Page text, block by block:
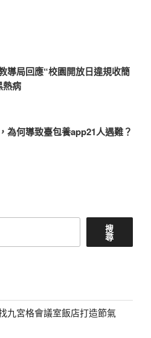
導局回應“校園開放日違規收簡
熱病
為何導致臺包養app21人遇難？
搜
尋
九宮格會議室飯店打造節氣